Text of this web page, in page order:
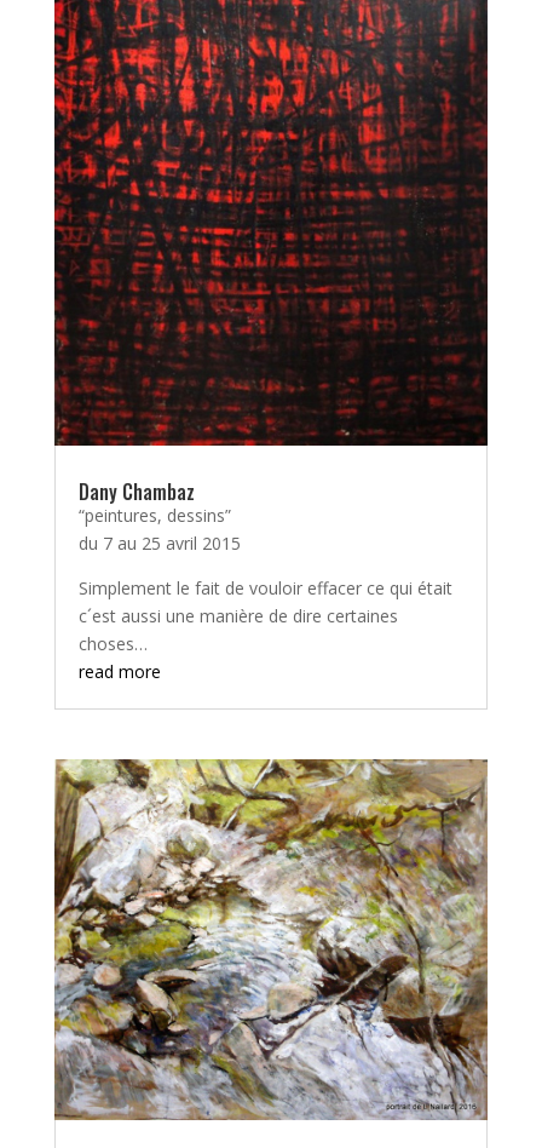
Dany Chambaz
“peintures, dessins”
du 7 au 25 avril 2015
Simplement le fait de vouloir effacer ce qui était
c´est aussi une manière de dire certaines
choses…
read more